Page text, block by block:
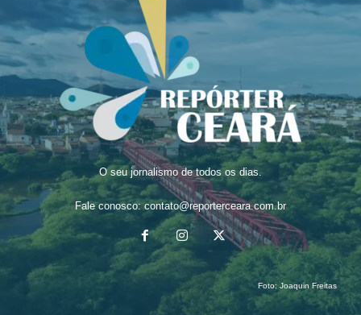
O seu jornalismo de todos os dias.
Fale conosco: contato@reporterceara.com.br
Foto: Joaquin Freitas